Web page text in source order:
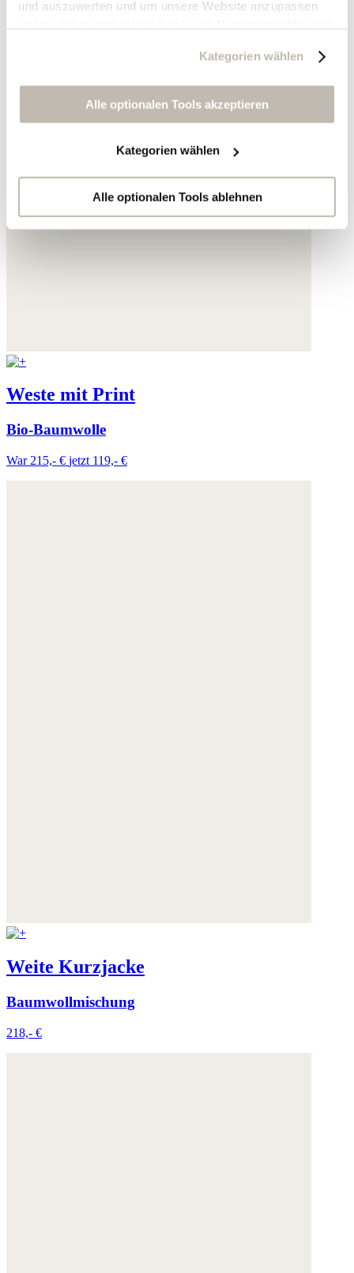
und auszuwerten und um unsere Website anzupassen
zu erstellen, um personalisierte Werbung auszuliefern,
Sie erneut mit Werbung anzusprechen sowie um unsere
Werbekampagnen auszuwerten ("Marketing").
Ihre Daten werden mit Dienstanbietern geteilt, die wir in
der Datenschutzerklärung genauer auflisten oder wenn
Sie auf "Kategorien wählen" klicken.
Indem Sie auf "Alle optionalen Tools akzeptieren" klicken,
Weitere Informationen:
AGB
Kategorien wählen
Alle optionalen Tools akzeptieren
Kategorien wählen
Alle optionalen Tools ablehnen
Weste mit Print
Bio-Baumwolle
War 215,- € jetzt 119,- €
Weite Kurzjacke
Baumwollmischung
218,- €